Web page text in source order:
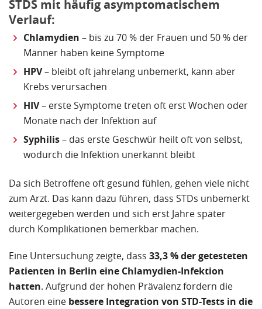
STDS mit häufig asymptomatischem
Verlauf:
Chlamydien – bis zu 70 % der Frauen und 50 % der
Männer haben keine Symptome
HPV– bleibt oft jahrelang unbemerkt, kann aber
Krebs verursachen
HIV– erste Symptome treten oft erst Wochen oder
Monate nach der Infektion auf
Syphilis– das erste Geschwür heilt oft von selbst,
wodurch die Infektion unerkannt bleibt
Da sich Betroffene oft gesund fühlen, gehen viele nicht
zum Arzt. Das kann dazu führen, dass STDs unbemerkt
weitergegeben werden und sich erst Jahre später
durch Komplikationen bemerkbar machen.
Eine Untersuchung zeigte, dass 33,3 % der getesteten
Patienten in Berlin eine Chlamydien-Infektion
hatten. Aufgrund der hohen Prävalenz fordern die
Autoren eine bessere Integration von STD-Tests in die